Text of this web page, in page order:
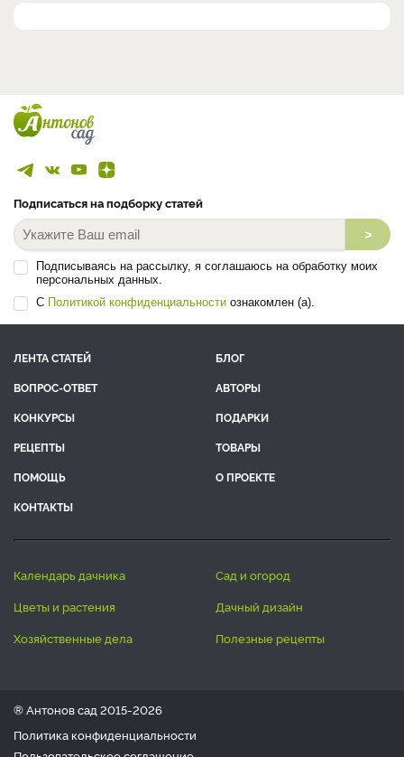
Подписаться на подборку статей
>
Подписываясь на рассылку, я соглашаюсь на обработку моих
персональных данных.
С Политикой конфиденциальности ознакомлен (а).
ЛЕНТА СТАТЕЙ
БЛОГ
ВОПРОС-ОТВЕТ
АВТОРЫ
КОНКУРСЫ
ПОДАРКИ
РЕЦЕПТЫ
ТОВАРЫ
ПОМОЩЬ
О ПРОЕКТЕ
КОНТАКТЫ
календарь дачника
сад и огород
цветы и растения
дачный дизайн
хозяйственные дела
полезные рецепты
® Антонов сад 2015-2026
Политика конфиденциальности